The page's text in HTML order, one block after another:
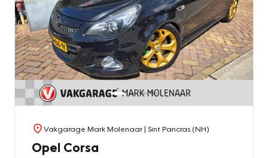
Vakgarage Mark Molenaar| Sint Pancras (NH)
Opel Corsa